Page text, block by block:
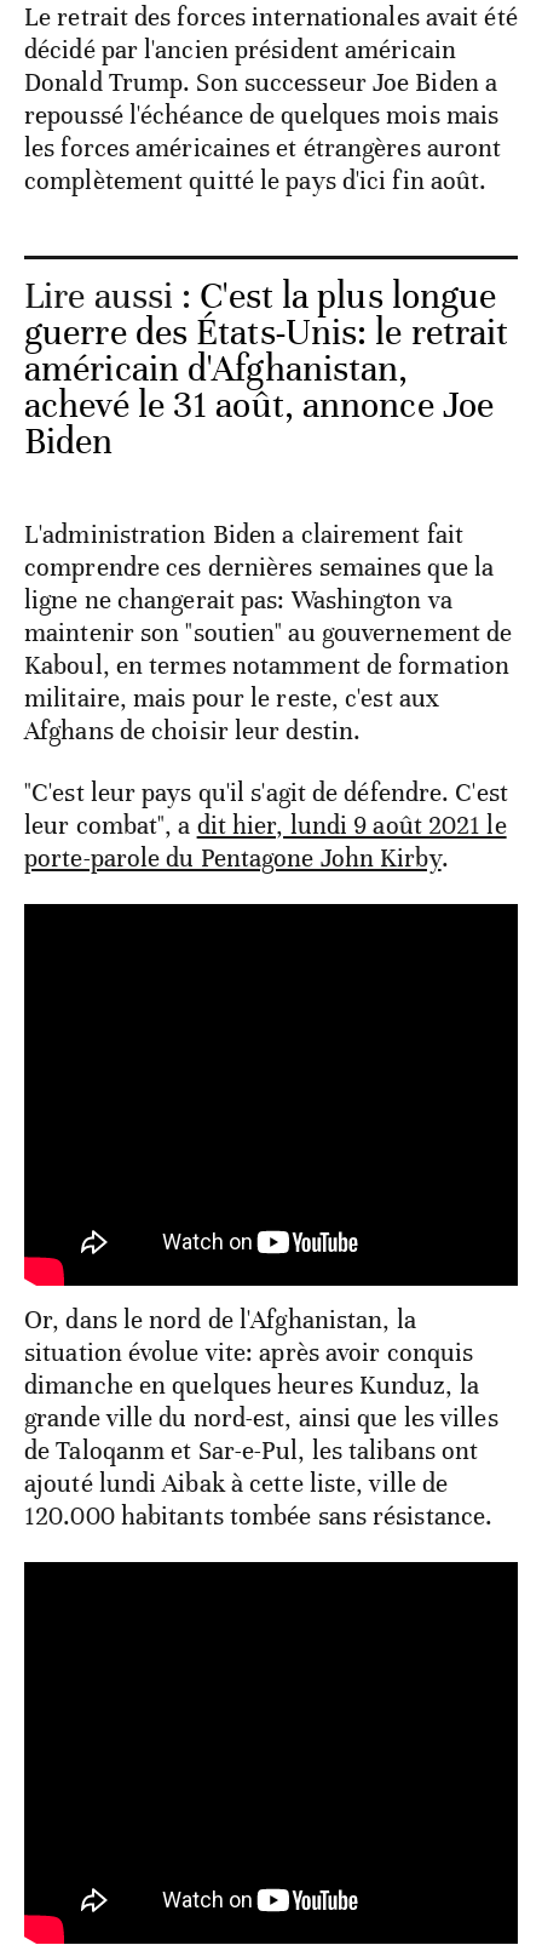
Le retrait des forces internationales avait été
décidé par l'ancien président américain
Donald Trump. Son successeur Joe Biden a
repoussé l'échéance de quelques mois mais
les forces américaines et étrangères auront
complètement quitté le pays d'ici fin août.
Lire aussi : C'est la plus longue
guerre des États-Unis: le retrait
américain d'Afghanistan,
achevé le 31 août, annonce Joe
Biden
L'administration Biden a clairement fait
comprendre ces dernières semaines que la
ligne ne changerait pas: Washington va
maintenir son "soutien" au gouvernement de
Kaboul, en termes notamment de formation
militaire, mais pour le reste, c'est aux
Afghans de choisir leur destin.
"C'est leur pays qu'il s'agit de défendre. C'est
leur combat", a dit hier, lundi 9 août 2021 le
porte-parole du Pentagone John Kirby.
Or, dans le nord de l'Afghanistan, la
situation évolue vite: après avoir conquis
dimanche en quelques heures Kunduz, la
grande ville du nord-est, ainsi que les villes
de Taloqanm et Sar-e-Pul, les talibans ont
ajouté lundi Aibak à cette liste, ville de
120.000 habitants tombée sans résistance.